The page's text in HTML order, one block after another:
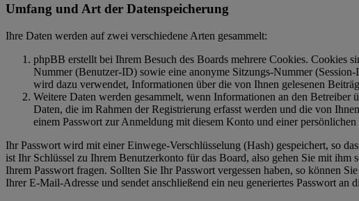
Umfang und Art der Datenspeicherung
Ihre Daten werden auf zwei verschiedene Arten gesammelt:
phpBB erstellt bei Ihrem Besuch des Boards mehrere Cookies. Cookies
Nummer (Benutzer-ID) sowie eine anonyme Sitzungs-Nummer
wird dazu verwendet, Informationen über die von Ihnen gelesenen
Weitere Daten werden gesammelt, wenn Informationen an den
Daten, die im Rahmen der Registrierung erfasst werden und die von
einem Passwort zur Anmeldung mit diesem Konto und einer
Ihr Passwort wird mit einer Einwege-Verschlüsselung (Hash) gespeichert, so
ist Ihr Schlüssel zu Ihrem Benutzerkonto für das Board, also gehen Sie mit
Ihrem Passwort fragen. Sollten Sie Ihr Passwort vergessen haben, so können
Ihrer E-Mail-Adresse und sendet anschließend ein neu generiertes Passwort an